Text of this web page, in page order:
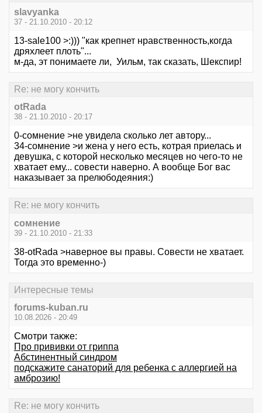
slavyanka
37 - 21.10.2010 - 20:12
13-sale100 >:))) "как крепнет нравственность,когда
дряхлеет плоть"...
м-да, эт понимаете ли, Уильм, так сказать, Шекспир!
Re: не могу кончить
otRada
38 - 21.10.2010 - 20:17
0-сомнение >не увидела сколько лет автору...
34-сомнение >и жена у него есть, котрая приелась и
девушка, с которой несколько месяцев но чего-то не
хватает ему... совести наверно. А вообще Бог вас
наказывает за прелюбодеяния:)
Re: не могу кончить
сомнение
39 - 21.10.2010 - 21:33
38-otRada >наверное вы правы. Совести не хватает.
Тогда это временно-)
Интересные темы
forums-kuban.ru
10.08.2026 - 20:49
Смотри также:
Про прививки от гриппа
Абстинентный синдром
подскажите санаторий для ребенка с аллергией на
амброзию!
Re: не могу кончить